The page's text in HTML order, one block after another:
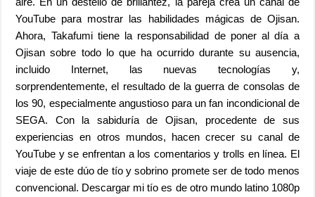
YouTube para mostrar las habilidades mágicas de Ojisan.
Ahora, Takafumi tiene la responsabilidad de poner al día a
Ojisan sobre todo lo que ha ocurrido durante su ausencia,
incluido Internet, las nuevas tecnologías y,
sorprendentemente, el resultado de la guerra de consolas de
los 90, especialmente angustioso para un fan incondicional de
SEGA. Con la sabiduría de Ojisan, procedente de sus
experiencias en otros mundos, hacen crecer su canal de
YouTube y se enfrentan a los comentarios y trolls en línea. El
viaje de este dúo de tío y sobrino promete ser de todo menos
convencional. Descargar mi tío es de otro mundo latino 1080p